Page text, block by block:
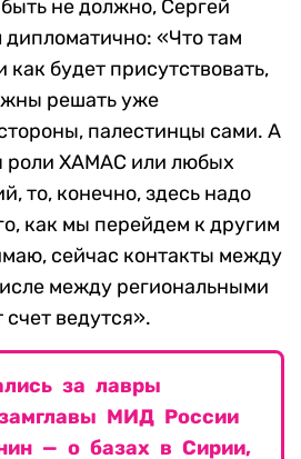
не должно, Сергей
«Что там
как будет присутствовать,
решать уже
палестинцы сами. А
роли ХАМАС или любых
то, конечно, здесь надо
как мы перейдем к другим
сейчас контакты между
между региональными
счет ведутся».
за лавры
МИД России
— о базах в Сирии,